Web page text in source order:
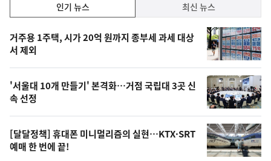
기,
최
신,
오
늘
의
영
상
인기 뉴스 최신 뉴스
기
뉴
스
거주용 1주택, 시가 20억 원까지 종부세 과세 대상
서 제외
'서울대 10개 만들기' 본격화…거점 국립대 3곳 신
속 선정
[달달정책] 휴대폰 미니멀리즘의 실현…KTX·SRT
예매 한 번에 끝!